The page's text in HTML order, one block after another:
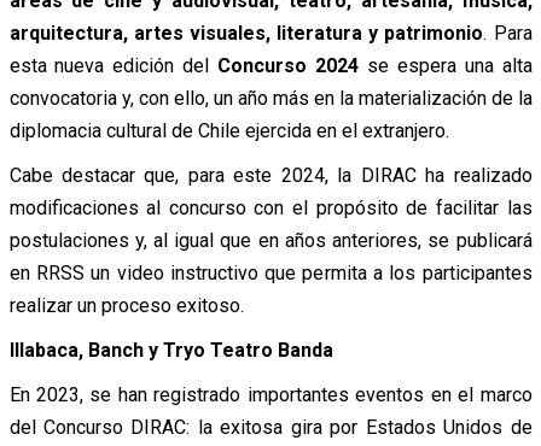
arquitectura, artes visuales, literatura y patrimonio. Para
esta nueva edición del Concurso 2024se espera una alta
convocatoria y, con ello, un año más en la materialización de la
diplomacia cultural de Chile ejercida en el extranjero.
Cabe destacar que, para este 2024, la DIRAC ha realizado
modificaciones al concurso con el propósito de facilitar las
postulaciones y, al igual que en años anteriores, se publicará
en RRSS un video instructivo que permita a los participantes
realizar un proceso exitoso.
Illabaca, Banch y Tryo Teatro Banda
En 2023, se han registrado importantes eventos en el marco
del Concurso DIRAC: la exitosa gira por Estados Unidos de